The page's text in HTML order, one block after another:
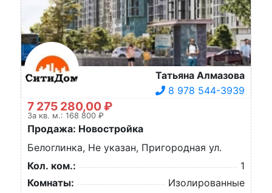
Татьяна Алмазова
8 978 544-3939
7 275 280,00 ₽
За кв. м.: 168 800 ₽
Продажа: Новостройка
Белоглинка, Не указан, Пригородная ул.
Кол. ком.:
1
Комнаты:
Изолированные